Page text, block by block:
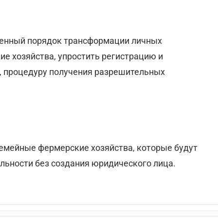
порядок трансформации личных
хозяйства, упростить регистрацию и
процедуру получения разрешительных
фермерские хозяйства, которые будут
без создания юридического лица.